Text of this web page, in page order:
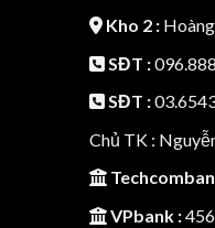
Kho 2 :
SĐT :
SĐT :
Chủ TK :
VPbank :